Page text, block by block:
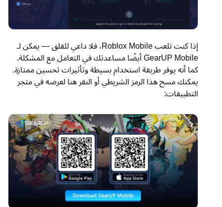
إذا كنت تلعب Roblox Mobile، فلا داعي للقلق — يمكن لـ
GearUP Mobile أيضًا مساعدتك في التعامل مع المشكلة.
كما أنه يوفر طريقة استخدام بسيطة وتأثيرات تحسين ممتازة.
يمكنك مسح هذا الرمز الشريطي أو النقر هنا لعرضه في متجر
التطبيقات: